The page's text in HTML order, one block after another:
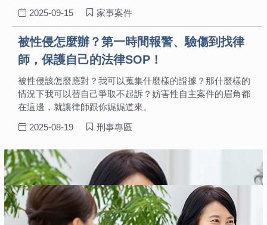
2025-09-15
家事案件
被性侵怎麼辦？第一時間報警、驗傷到找律
師，保護自己的法律SOP！
被性侵該怎麼應對？我可以蒐集什麼樣的證據？那什麼樣的
情況下我可以替自己爭取不起訴？妨害性自主案件的眉角都
在這邊，就讓律師跟你娓娓道來。
2025-08-19
刑事專區